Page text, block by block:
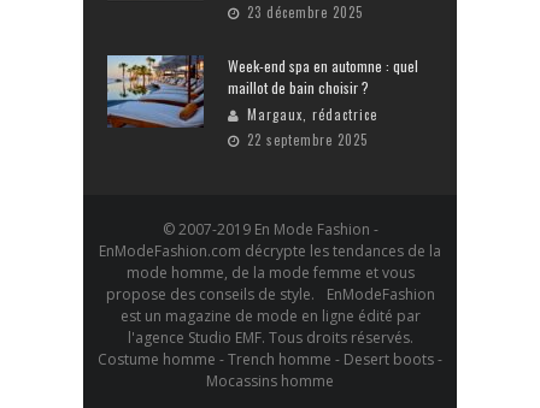
23 décembre 2025
Week-end spa en automne : quel
maillot de bain choisir ?
Margaux, rédactrice
22 septembre 2025
© 2007-2019 En Mode Fashion -
EnModeFashion.com décrypte les tendances de la
mode homme, de la mode femme et vous
propose des conseils de style. EnModeFashion
est un magazine de mode en ligne édité par
l'agence Studio EMF. Tous droits réservés.
Costume homme - Trench homme - Desert boots -
Mocassins homme